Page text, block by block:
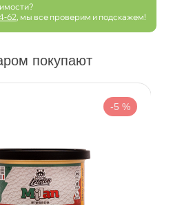
62 , мы все проверим и подскажем!
покупают
-5 %